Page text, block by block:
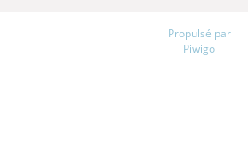
Propulsé par
Piwigo